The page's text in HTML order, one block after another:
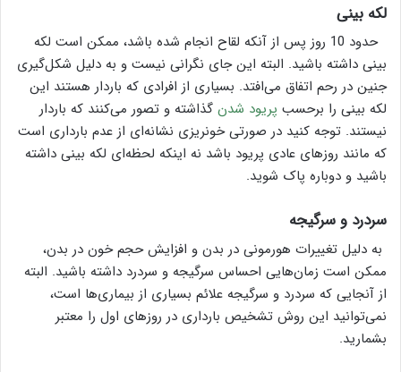
لکه بینی
حدود 10 روز پس از آنکه لقاح انجام شده باشد، ممکن است لکه
بینی داشته باشید. البته این جای نگرانی نیست و به دلیل شکل‌گیری
جنین در رحم اتفاق می‌افتد. بسیاری از افرادی که باردار هستند این
لکه بینی را برحسب پریود شدن گذاشته و تصور می‌کنند که باردار
نیستند. توجه کنید در صورتی خونریزی نشانه‌ای از عدم بارداری است
که مانند روزهای عادی پریود باشد نه اینکه لحظه‌ای لکه بینی داشته
باشید و دوباره پاک شوید.
سردرد و سرگیجه
به دلیل تغییرات هورمونی در بدن و افزایش حجم خون در بدن،
ممکن است زمان‌هایی احساس سرگیجه و سردرد داشته باشید. البته
از آنجایی که سردرد و سرگیجه علائم بسیاری از بیماری‌ها است،
نمی‌توانید این روش تشخیص بارداری در روزهای اول را معتبر
بشمارید.